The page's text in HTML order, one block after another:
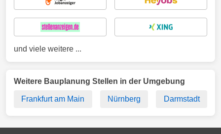
und viele weitere ...
Weitere Bauplanung Stellen in der Umgebung
Frankfurt am Main Nürnberg Darmstadt